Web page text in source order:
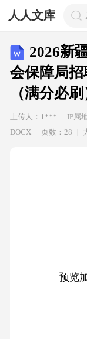
人人文库
2026新
会保障局
（满分必刷
上传人：1*** IP属
DOCX
页数：28
预览